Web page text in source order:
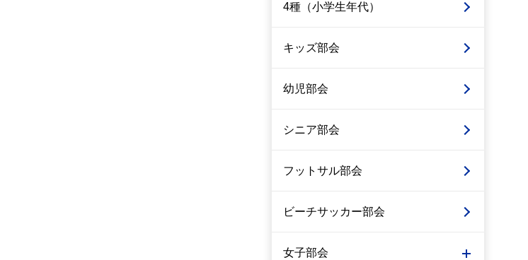
4種（小学生年代）
キッズ部会
幼児部会
シニア部会
フットサル部会
ビーチサッカー部会
女子部会